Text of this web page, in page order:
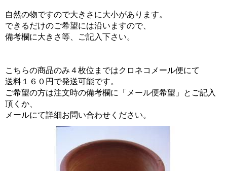
自然の物ですので大きさに大小があります。
できるだけのご希望には沿いますので、
備考欄に大きさ等、ご記入下さい。
こちらの商品のみ４枚位まではクロネコメール便にて
送料１６０円で発送可能です。
ご希望の方は注文時の備考欄に「メール便希望」とご記入
頂くか、
メールにて詳細お問い合わせください。